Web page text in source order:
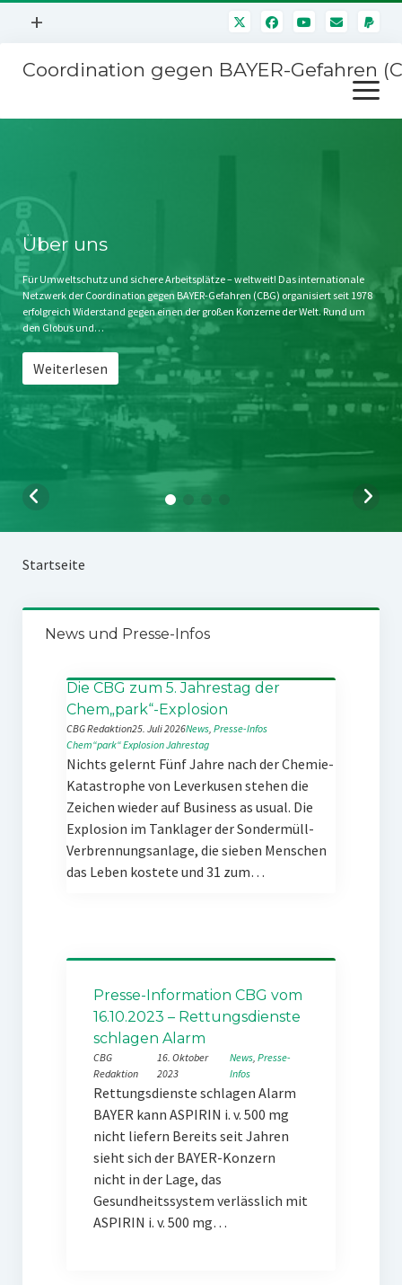
Menü
+
Mitmachen
Kontakt
Impressum
Störfälle
Coordination gegen BAYER-Gefahren
Menü
öffnen
Stichwort BAYER
Jahrestagung
SPENDEN
Über uns
Für Umweltschutz und sichere Arbeitsplätze – weltweit! Das internationale
Netzwerk der Coordination gegen BAYER-Gefahren (CBG) organisiert seit 1978
erfolgreich Widerstand gegen einen der großen Konzerne der Welt. Rund um
den Globus und…
Weiterlesen
Startseite
News und Presse-Infos
Die CBG zum 5. Jahrestag der
Chem„park“-Explosion
CBG Redaktion25. Juli 2026News, Presse-Infos
Chem“park“ExplosionJahrestag
Nichts gelernt Fünf Jahre nach der Chemie-
Katastrophe von Leverkusen stehen die
Zeichen wieder auf Business as usual. Die
Explosion im Tanklager der Sondermüll-
Verbrennungsanlage, die sieben Menschen
das Leben kostete und 31 zum…
Presse-Information CBG vom
16.10.2023 – Rettungsdienste
schlagen Alarm
CBG
Redaktion
16. Oktober
2023
News, Presse-
Infos
Rettungsdienste schlagen Alarm
BAYER kann ASPIRIN i. v. 500 mg
nicht liefern Bereits seit Jahren
sieht sich der BAYER-Konzern
nicht in der Lage, das
Gesundheitssystem verlässlich mit
ASPIRIN i. v. 500 mg…